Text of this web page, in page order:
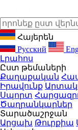
Հայերեն
Русский
Լրահոս
Ըստ թեմաների
Քաղաքական
Իրավունք
Սպորտ
Ծաղրանկարներ
Տարածաշրջան
Արցախ Թուրքիա